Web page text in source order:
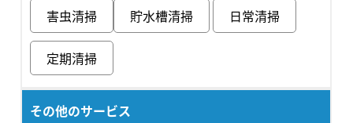
害虫清掃 貯水槽清掃 日常清掃
定期清掃
その他のサービス